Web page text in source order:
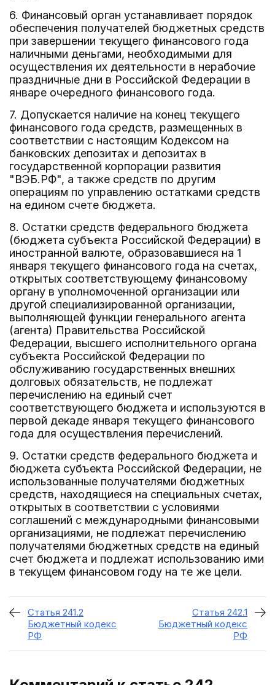
6. Финансовый орган устанавливает порядок
обеспечения получателей бюджетных средств
при завершении текущего финансового года
наличными деньгами, необходимыми для
осуществления их деятельности в нерабочие
праздничные дни в Российской Федерации в
январе очередного финансового года.
7. Допускается наличие на конец текущего
финансового года средств, размещенных в
соответствии с настоящим Кодексом на
банковских депозитах и депозитах в
государственной корпорации развития
"ВЭБ.РФ", а также средств по другим
операциям по управлению остатками средств
на едином счете бюджета.
8. Остатки средств федерального бюджета
(бюджета субъекта Российской Федерации) в
иностранной валюте, образовавшиеся на 1
января текущего финансового года на счетах,
открытых соответствующему финансовому
органу в уполномоченной организации или
другой специализированной организации,
выполняющей функции генерального агента
(агента) Правительства Российской
Федерации, высшего исполнительного органа
субъекта Российской Федерации по
обслуживанию государственных внешних
долговых обязательств, не подлежат
перечислению на единый счет
соответствующего бюджета и используются в
первой декаде января текущего финансового
года для осуществления перечислений.
9. Остатки средств федерального бюджета и
бюджета субъекта Российской Федерации, не
использованные получателями бюджетных
средств, находящиеся на специальных счетах,
открытых в соответствии с условиями
соглашений с международными финансовыми
организациями, не подлежат перечислению
получателями бюджетных средств на единый
счет бюджета и подлежат использованию ими
в текущем финансовом году на те же цели.
Статья 241.2
Бюджетный кодекс
РФ
Статья 242.1
Бюджетный кодекс
РФ